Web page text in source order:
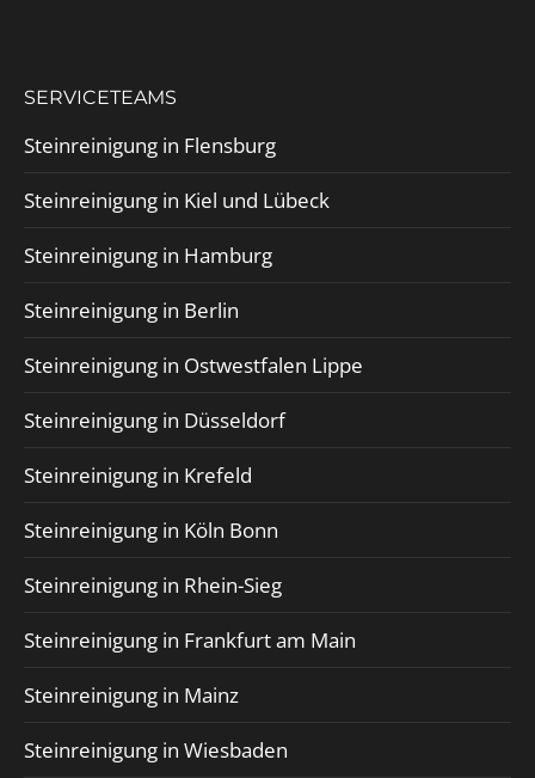
SERVICETEAMS
Steinreinigung in Flensburg
Steinreinigung in Kiel und Lübeck
Steinreinigung in Hamburg
Steinreinigung in Berlin
Steinreinigung in Ostwestfalen Lippe
Steinreinigung in Düsseldorf
Steinreinigung in Krefeld
Steinreinigung in Köln Bonn
Steinreinigung in Rhein-Sieg
Steinreinigung in Frankfurt am Main
Steinreinigung in Mainz
Steinreinigung in Wiesbaden